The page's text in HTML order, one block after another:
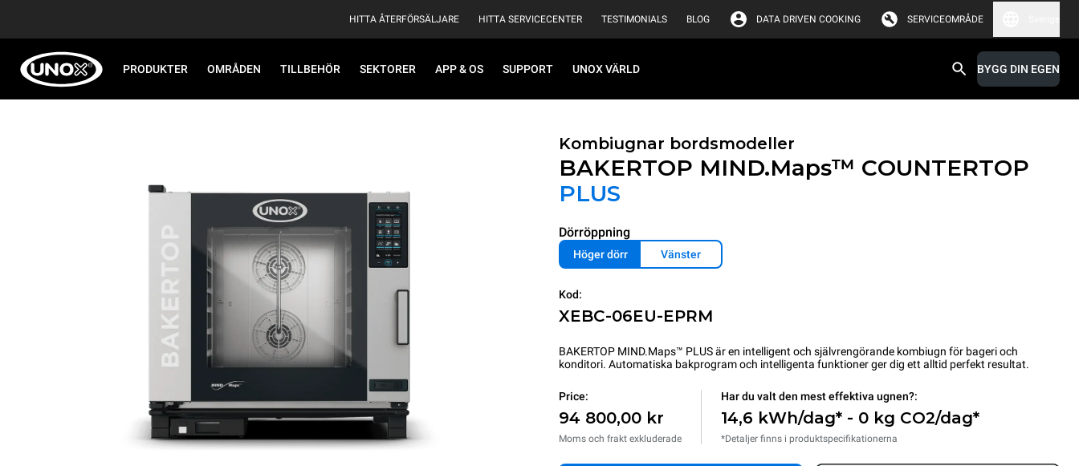
HITTA ÅTERFÖRSÄLJARE HITTA SERVICECENTER TESTIMONIALS BLOG DATA DRIVEN COOKING SERVICEOMRÅDE
PRODUKTER OMRÅDEN TILLBEHÖR SEKTORER APP & OS SUPPORT UNOX VÄRLD BYGG DIN EGEN
Kombiugnar bordsmodeller
BAKERTOP MIND.Maps™ COUNTERTOP
PLUS
Dörröppning
Höger dörr Vänster
Kod:
XEBC-06EU-EPRM
BAKERTOP MIND.Maps™ PLUS är en intelligent och självrengörande kombiugn för bageri och
konditori. Automatiska bakprogram och intelligenta funktioner ger dig ett alltid perfekt resultat.
Price:
94 800,00 kr
Moms och frakt exkluderade
Har du valt den mest effektiva ugnen?:
14,6 kWh/dag* - 0 kg CO2/dag*
*Detaljer finns i produktspecifikationerna